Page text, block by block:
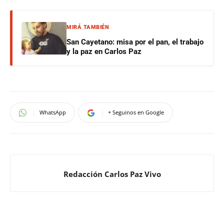
MIRÁ TAMBIÉN
San Cayetano: misa por el pan, el trabajo
y la paz en Carlos Paz
WhatsApp + Seguinos en Google
Redacción Carlos Paz Vivo